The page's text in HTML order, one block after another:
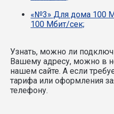
«№3» Для дома 100
100 Мбит/сек;
Узнать, можно ли
Вашему адресу, можно в
нашем сайте. А если
тарифа или оформления
телефону.